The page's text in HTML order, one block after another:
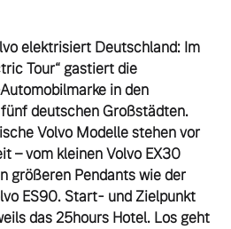
elektrisiert Deutschland: Im
Tour“ gastiert die
in den
deutschen Großstädten.
Volvo Modelle stehen vor
– vom kleinen Volvo EX30
größeren Pendants wie der
ES90. Start- und Zielpunkt
das 25hours Hotel. Los geht